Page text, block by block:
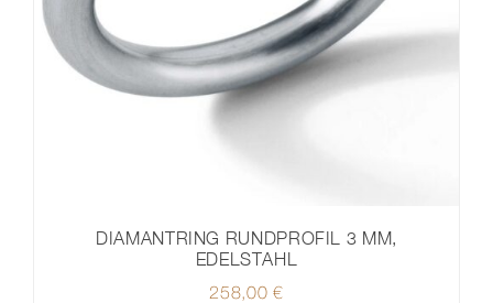
DIAMANTRING RUNDPROFIL 3 MM,
EDELSTAHL
258,00 €